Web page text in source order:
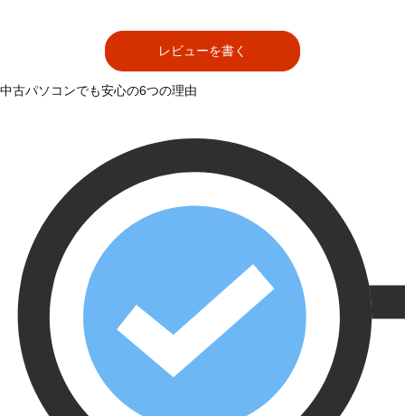
レビューを書く
中古パソコンでも安心の6つの理由